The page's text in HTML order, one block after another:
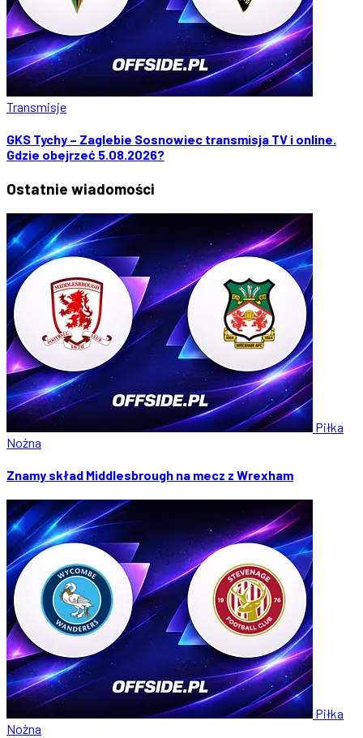
Transmisje
GKS Tychy – Zaglebie Sosnowiec transmisja TV i online.
Gdzie obejrzeć 5.08.2026?
Ostatnie wiadomości
Piłka
Nożna
Znamy skład Middlesbrough na mecz z Wrexham
Piłka
Nożna